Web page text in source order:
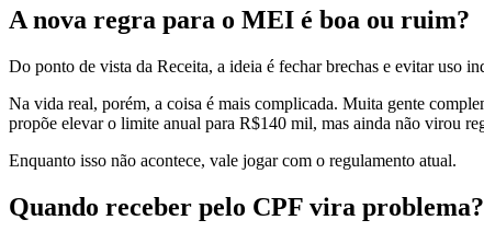
A nova regra para o MEI é boa ou ruim?
Do ponto de vista da Receita, a ideia é fechar brechas e evitar uso
Na vida real, porém, a coisa é mais complicada. Muita gente
propõe elevar o limite anual para R$140 mil, mas ainda não virou
Enquanto isso não acontece, vale jogar com o regulamento atual.
Quando receber pelo CPF vira problema?